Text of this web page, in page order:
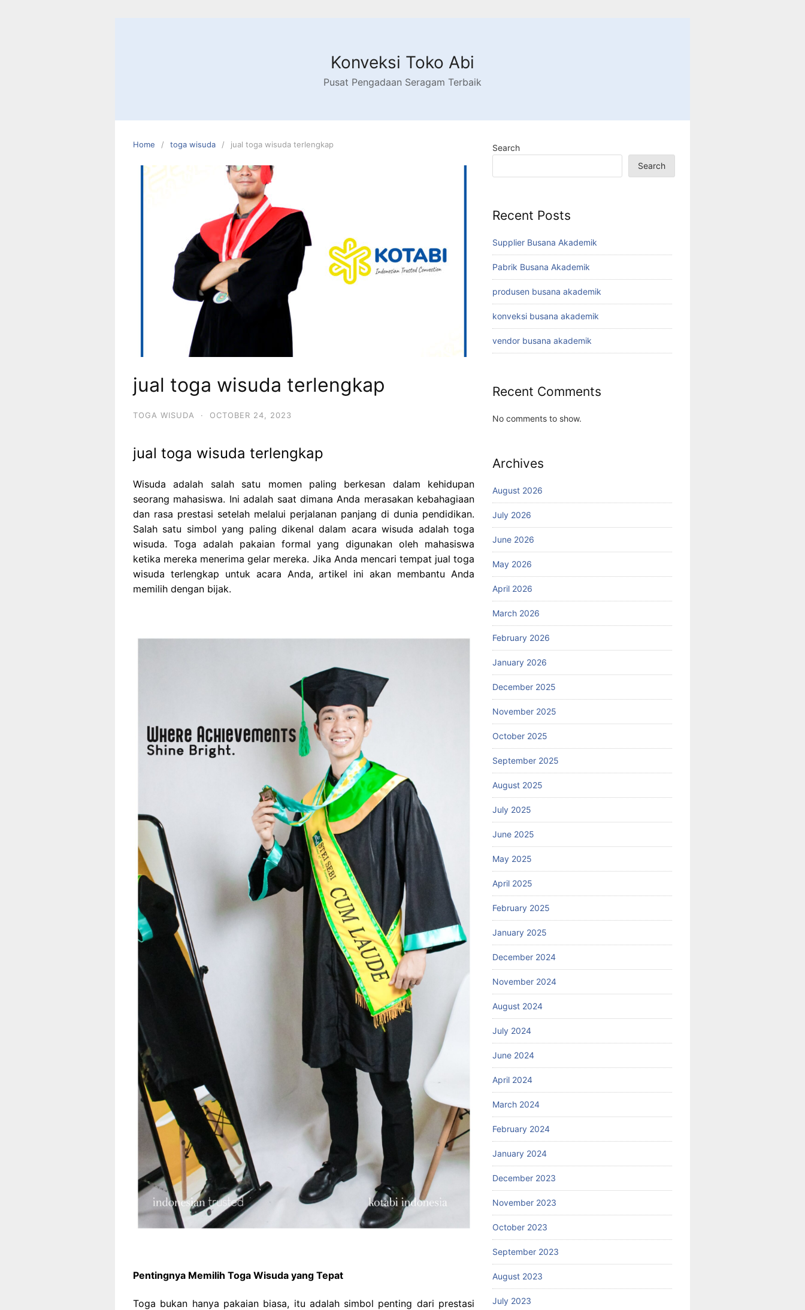
Konveksi Toko Abi
Pusat Pengadaan Seragam Terbaik
Home toga wisuda jual toga wisuda terlengkap
jual toga wisuda terlengkap
TOGA WISUDA · OCTOBER 24, 2023
jual toga wisuda terlengkap
Wisuda adalah salah satu momen paling berkesan dalam kehidupan
seorang mahasiswa. Ini adalah saat dimana Anda merasakan kebahagiaan
dan rasa prestasi setelah melalui perjalanan panjang di dunia pendidikan.
Salah satu simbol yang paling dikenal dalam acara wisuda adalah toga
wisuda. Toga adalah pakaian formal yang digunakan oleh mahasiswa
ketika mereka menerima gelar mereka. Jika Anda mencari tempat jual toga
wisuda terlengkap untuk acara Anda, artikel ini akan membantu Anda
memilih dengan bijak.
Pentingnya Memilih Toga Wisuda yang Tepat
Toga bukan hanya pakaian biasa, itu adalah simbol penting dari prestasi
Search
Search
Recent Posts
Supplier Busana Akademik
Pabrik Busana Akademik
produsen busana akademik
konveksi busana akademik
vendor busana akademik
Recent Comments
No comments to show.
Archives
August 2026
July 2026
June 2026
May 2026
April 2026
March 2026
February 2026
January 2026
December 2025
November 2025
October 2025
September 2025
August 2025
July 2025
June 2025
May 2025
April 2025
February 2025
January 2025
December 2024
November 2024
August 2024
July 2024
June 2024
April 2024
March 2024
February 2024
January 2024
December 2023
November 2023
October 2023
September 2023
August 2023
July 2023